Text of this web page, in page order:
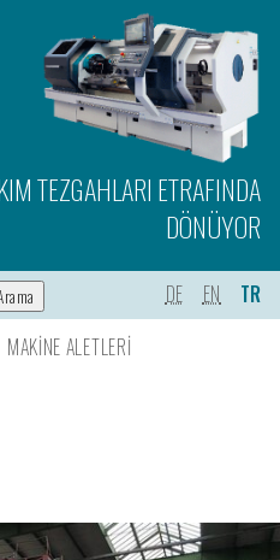
TEZGAHLARI ETRAFINDA
DÖNÜYOR
DE EN
TR
MAKINE ALETLERI